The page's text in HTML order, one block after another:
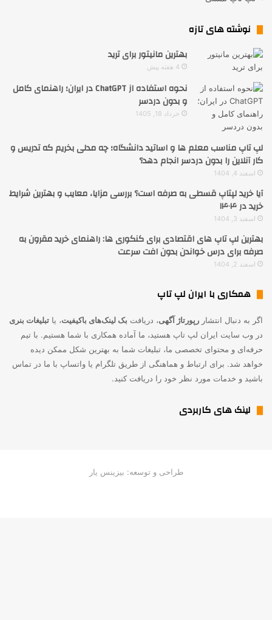
نوشته های تازه
بهترین مانیتور برای ترید
4 هفته پیش
نحوه استفاده از ChatGPT در ایران؛ راهنمای کامل
و بدون دردسر
خرداد 18, 1405
لپ تاپ مناسب معلم ها و اساتید دانشگاه؛ چه مدلی بخریم که تدریس و
کار آنلاین را بدون دردسر انجام دهد؟
اسفند 4, 1404
آیا خرید لپتاپ قسطی به صرفه است؟ بررسی مزایا، معایب و بهترین شرایط
خرید در ۱۴۰۴
اسفند 3, 1404
بهترین لپ تاپ های اقتصادی برای کنکوری ها: راهنمای خرید مقرون به
صرفه برای درس خواندن بدون افت سرعت
اسفند 2, 1404
همکاری با ایران لپ تاپ
اگر به دنبال انتشار رپورتاژ آگهی، دریافت بک لینک‌های باکیفیت، یا تبلیغات بنری
در وب سایت ایران لپ تاپ هستید، ما آماده همکاری با شما هستیم. با تیم
حرفه‌ای و محتوای تخصصی ما، تبلیغات شما به بهترین شکل ممکن دیده
خواهد شد. برای ارتباط و هماهنگی از طریق تلگرام یا واتساپ با ما در تماس
باشید و خدمات مورد نظر خود را دریافت کنید.
لینک های کاربردی
طراحی و توسعه: بیزینس یار